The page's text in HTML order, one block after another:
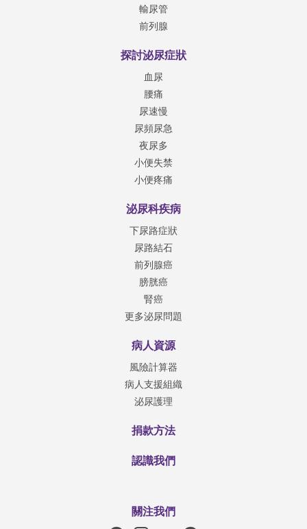
輸尿管
前列腺
探討泌尿症狀
血尿
腰痛
尿速慢
尿頻尿急
夜尿多
小便失禁
小便疼痛
泌尿科疾病
下尿路症狀
尿路結石
前列腺癌
膀胱癌
腎癌
更多泌尿問題
病人資源
風險計算器
病人支援組織
泌尿護理
捐款方法
認識我們
關注我們